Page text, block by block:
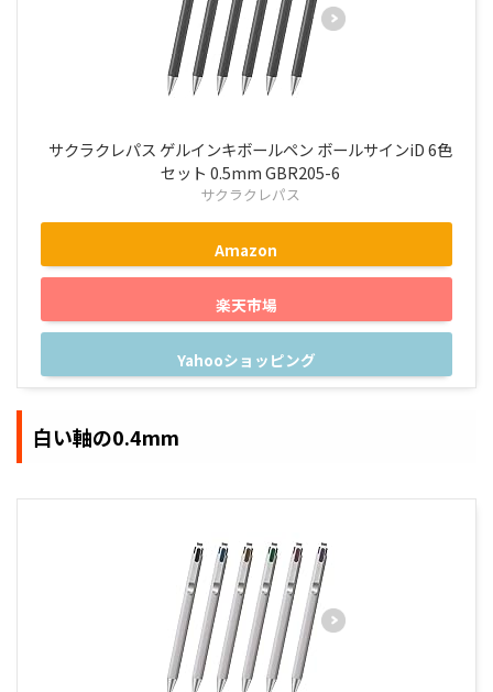
サクラクレパス ゲルインキボールペン ボールサインiD 6色
セット 0.5mm GBR205-6
サクラクレパス
Amazon
楽天市場
Yahooショッピング
白い軸の0.4mm